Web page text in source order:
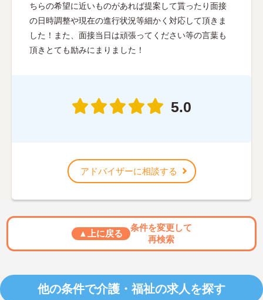
ちらの希望に近いものがあれば提案して貰ったり面接
の日時調整や現在の進行状況等細かく対応して頂きま
した！また、面接当日は頑張ってください等の言葉も
頂きとても励みにまりました！
5.0
アドバイザーに相談する
▲上に戻る
条件を変更して
再検索
他の条件で介護・福祉の求人を探す